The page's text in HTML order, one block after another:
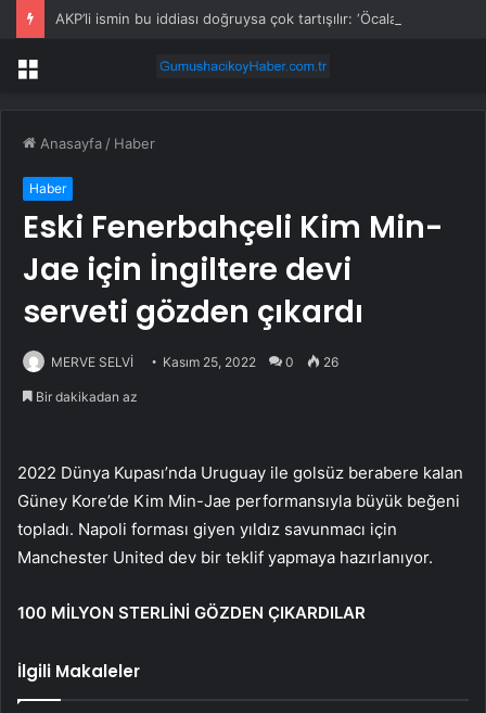
Menü
Anasayfa / Haber
Haber
Eski Fenerbahçeli Kim Min-
Jae için İngiltere devi
serveti gözden çıkardı
MERVE SELVİ Kasım 25, 2022 0 26
Bir dakikadan az
2022 Dünya Kupası’nda Uruguay ile golsüz berabere kalan
Güney Kore’de Kim Min-Jae performansıyla büyük beğeni
topladı. Napoli forması giyen yıldız savunmacı için
Manchester United dev bir teklif yapmaya hazırlanıyor.
100 MİLYON STERLİNİ GÖZDEN ÇIKARDILAR
İlgili Makaleler